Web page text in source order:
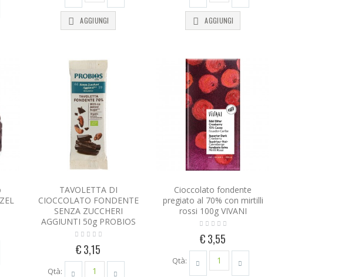
AGGIUNGI AGGIUNGI
TAVOLETTA DI
CIOCCOLATO FONDENTE
SENZA ZUCCHERI
AGGIUNTI 50g PROBIOS
€ 3,15
Qtà:
Cioccolato fondente
pregiato al 70% con mirtilli
rossi 100g VIVANI
€ 3,55
Qtà: